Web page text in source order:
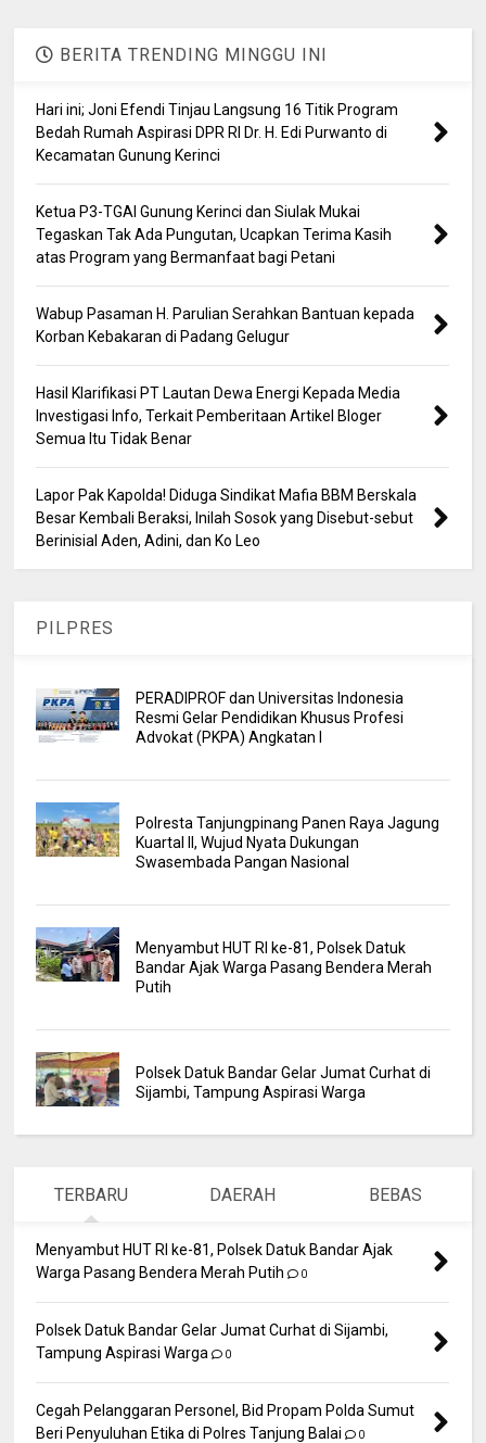
BERITA TRENDING MINGGU INI
Hari ini; Joni Efendi Tinjau Langsung 16 Titik Program
Bedah Rumah Aspirasi DPR RI Dr. H. Edi Purwanto di
Kecamatan Gunung Kerinci
Ketua P3-TGAI Gunung Kerinci dan Siulak Mukai
Tegaskan Tak Ada Pungutan, Ucapkan Terima Kasih
atas Program yang Bermanfaat bagi Petani
Wabup Pasaman H. Parulian Serahkan Bantuan kepada
Korban Kebakaran di Padang Gelugur
Hasil Klarifikasi PT Lautan Dewa Energi Kepada Media
Investigasi Info, Terkait Pemberitaan Artikel Bloger
Semua Itu Tidak Benar
Lapor Pak Kapolda! Diduga Sindikat Mafia BBM Berskala
Besar Kembali Beraksi, Inilah Sosok yang Disebut-sebut
Berinisial Aden, Adini, dan Ko Leo
PILPRES
PERADIPROF dan Universitas Indonesia
Resmi Gelar Pendidikan Khusus Profesi
Advokat (PKPA) Angkatan I
Polresta Tanjungpinang Panen Raya Jagung
Kuartal II, Wujud Nyata Dukungan
Swasembada Pangan Nasional
Menyambut HUT RI ke-81, Polsek Datuk
Bandar Ajak Warga Pasang Bendera Merah
Putih
Polsek Datuk Bandar Gelar Jumat Curhat di
Sijambi, Tampung Aspirasi Warga
TERBARU DAERAH BEBAS
Menyambut HUT RI ke-81, Polsek Datuk Bandar Ajak
Warga Pasang Bendera Merah Putih
0
Polsek Datuk Bandar Gelar Jumat Curhat di Sijambi,
Tampung Aspirasi Warga
0
Cegah Pelanggaran Personel, Bid Propam Polda Sumut
Beri Penyuluhan Etika di Polres Tanjung Balai
0